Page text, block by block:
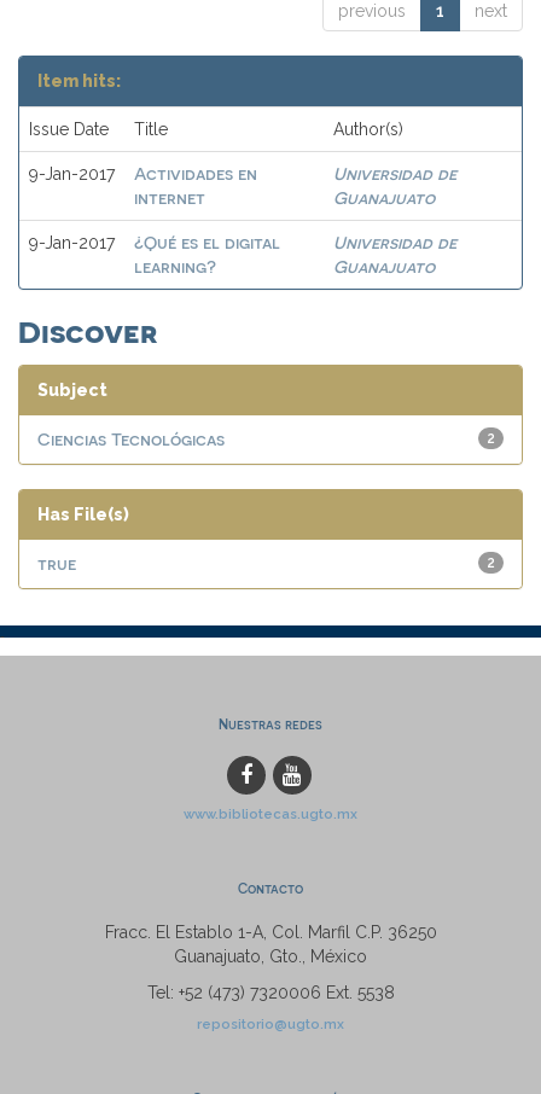
previous 1 next
Item hits:
Issue Date Title Author(s)
9-Jan-2017
Actividades en
internet
Universidad de
Guanajuato
9-Jan-2017
¿Qué es el digital
learning?
Universidad de
Guanajuato
Discover
Subject
2
Ciencias Tecnológicas
Has File(s)
2
true
Nuestras redes
www.bibliotecas.ugto.mx
Contacto
Fracc. El Establo 1-A, Col. Marfil C.P. 36250
Guanajuato, Gto., México
Tel: +52 (473) 7320006 Ext. 5538
repositorio@ugto.mx